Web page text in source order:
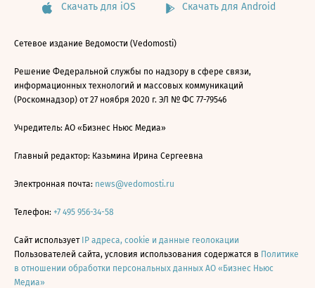
Скачать для iOS Скачать для Android
Сетевое издание Ведомости (Vedomosti)
Решение Федеральной службы по надзору в сфере связи,
информационных технологий и массовых коммуникаций
(Роскомнадзор) от 27 ноября 2020 г. ЭЛ № ФС 77-79546
Учредитель: АО «Бизнес Ньюс Медиа»
Главный редактор: Казьмина Ирина Сергеевна
Электронная почта: news@vedomosti.ru
Телефон: +7 495 956-34-58
Сайт использует IP адреса, cookie и данные геолокации
Пользователей сайта, условия использования содержатся в Политике
в отношении обработки персональных данных АО «Бизнес Ньюс
Медиа»